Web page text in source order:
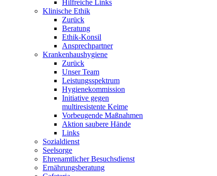
Hilfreiche Links
Klinische Ethik
Zurück
Beratung
Ethik-Konsil
Ansprechpartner
Krankenhaushygiene
Zurück
Unser Team
Leistungsspektrum
Hygienekommission
Initiative gegen
multiresistente Keime
Vorbeugende Maßnahmen
Aktion saubere Hände
Links
Sozialdienst
Seelsorge
Ehrenamtlicher Besuchsdienst
Ernährungsberatung